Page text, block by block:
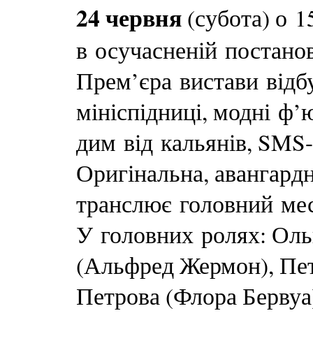
24 червня (субота) о
в осучасненій
Прем’єра вистави
мініспідниці, модні
дим від кальянів,
Оригінальна,
транслює головний
У головних ролях:
(Альфред Жермон),
Петрова (Флора